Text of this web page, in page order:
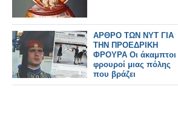
ΑΡΘΡΟ ΤΩΝ NΥΤ ΓΙΑ
ΤΗΝ ΠΡΟΕΔΡΙΚΗ
ΦΡΟΥΡΑ Οι άκαμπτοι
φρουροί μιας πόλης
που βράζει